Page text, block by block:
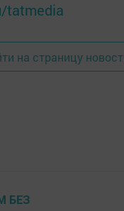
tatmedia
на страницу
БЕЗ